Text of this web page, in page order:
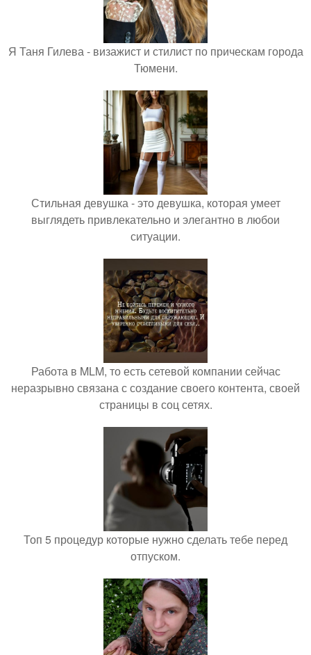
Я Таня Гилева - визажист и стилист по прическам города
Тюмени.
Стильная девушка - это девушка, которая умеет
выглядеть привлекательно и элегантно в любои
ситуации.
Работа в MLM, то есть сетевой компании сейчас
неразрывно связана с создание своего контента, своей
страницы в соц сетях.
Топ 5 процедур которые нужно сделать тебе перед
отпуском.